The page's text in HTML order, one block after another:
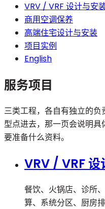
VRV / VRF 设计与安
商用空调保养
高端住宅设计与安装
项目实例
English
服务项目
三类工程，各自有独立的
型点进去，那一页会说明
要准备什么资料。
VRV / VRF 设
餐饮、火锅店、诊所
算、系统分区、厨房